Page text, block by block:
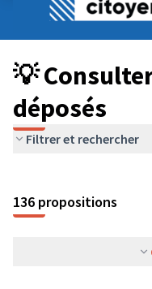
Budget Participatif
💡 Consulter les projets
💡
déposés
Filtrer et rechercher
136 propositions